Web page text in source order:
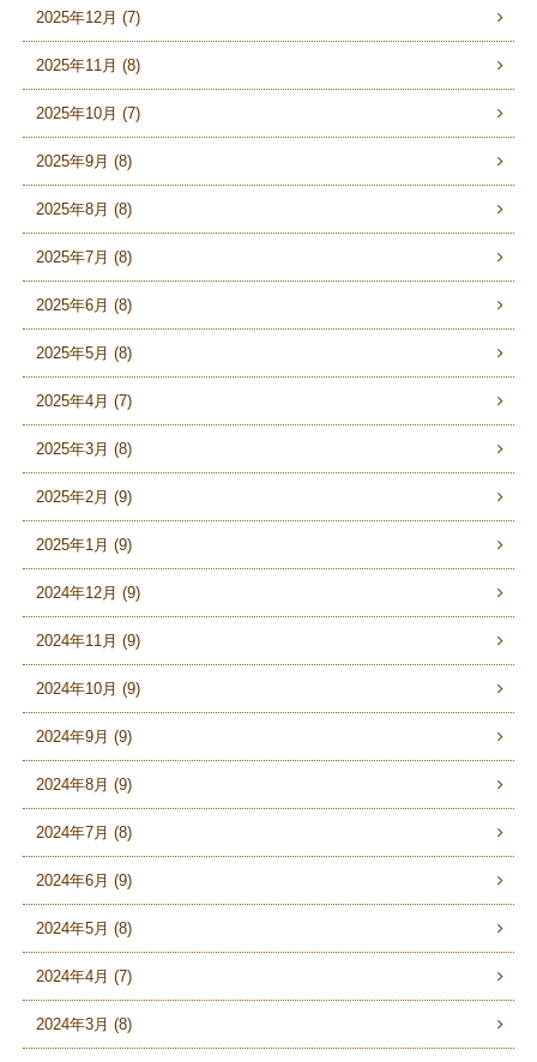
2025年12月 (7)
2025年11月 (8)
2025年10月 (7)
2025年9月 (8)
2025年8月 (8)
2025年7月 (8)
2025年6月 (8)
2025年5月 (8)
2025年4月 (7)
2025年3月 (8)
2025年2月 (9)
2025年1月 (9)
2024年12月 (9)
2024年11月 (9)
2024年10月 (9)
2024年9月 (9)
2024年8月 (9)
2024年7月 (8)
2024年6月 (9)
2024年5月 (8)
2024年4月 (7)
2024年3月 (8)